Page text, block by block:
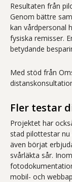
Resultaten från
Genom bättre
kan vårdpersonal
fysiska remisser.
betydande
Med stöd från
Fler testar
Projektet har
stad pilottestar
även börjat
svårläkta sår.
mobil- och